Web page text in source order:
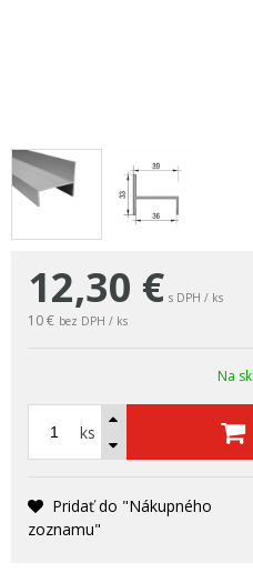
12,30 € s DPH / ks
10 € bez DPH / ks
Na
ks
Pridať do "Nákupného
zoznamu"